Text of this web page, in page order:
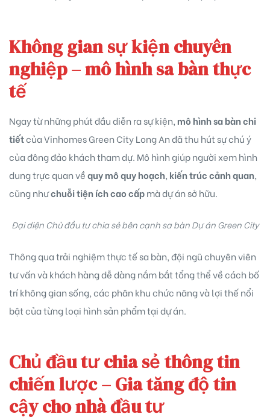
Không gian sự kiện chuyên
nghiệp – mô hình sa bàn thực
tế
Ngay từ những phút đầu diễn ra sự kiện, mô hình sa bàn chi
tiếtcủa Vinhomes Green City Long An đã thu hút sự chú ý
của đông đảo khách tham dự. Mô hình giúp người xem hình
dung trực quan vềquy mô quy hoạch, kiến trúc cảnh quan,
cũng nhưchuỗi tiện ích cao cấpmà dự án sở hữu.
Đại diện Chủ đầu tư chia sẻ bên cạnh sa bàn Dự án Green City
Thông qua trải nghiệm thực tế sa bàn, đội ngũ chuyên viên
tư vấn và khách hàng dễ dàng nắm bắt tổng thể về cách bố
trí không gian sống, các phân khu chức năng và lợi thế nổi
bật của từng loại hình sản phẩm tại dự án.
Chủ đầu tư chia sẻ thông tin
chiến lược – Gia tăng độ tin
cậy cho nhà đầu tư